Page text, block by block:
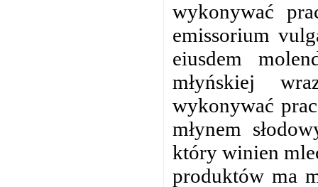
wykonywać
emissorium
eiusdem
młyńskiej
wykonywać
młynem
który winien
produktów ma